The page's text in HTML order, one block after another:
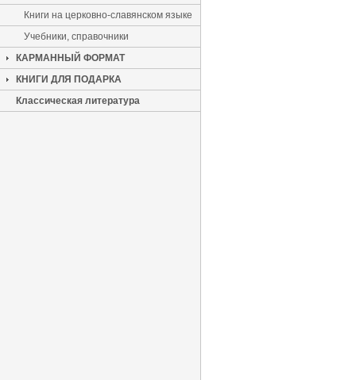
Книги на церковно-славянском языке
Учебники, справочники
КАРМАННЫЙ ФОРМАТ
КНИГИ ДЛЯ ПОДАРКА
Классическая литература